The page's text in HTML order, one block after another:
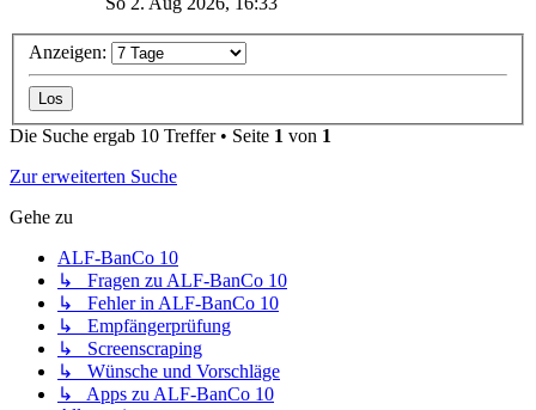
Anzeigen:
Die Suche ergab 10 Treffer • Seite 1 von 1
Zur erweiterten Suche
Gehe zu
ALF-BanCo 10
↳ Fragen zu ALF-BanCo 10
↳ Fehler in ALF-BanCo 10
↳ Empfängerprüfung
↳ Screenscraping
↳ Wünsche und Vorschläge
↳ Apps zu ALF-BanCo 10